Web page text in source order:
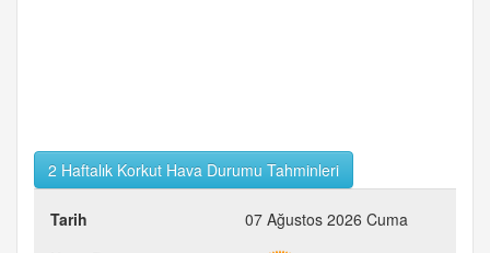
2 Haftalık Korkut Hava Durumu Tahminleri
07 Ağustos 2026 Cuma